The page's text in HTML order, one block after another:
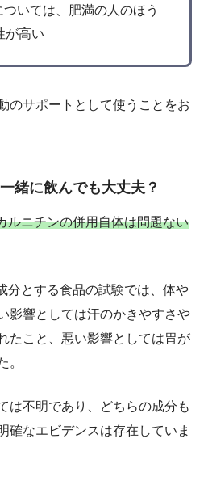
いては、肥満の人のほう
が高い
のサポートとして使うことをお
緒に飲んでも大丈夫？
ルニチンの併用自体は問題ない
分とする食品の試験では、体や
影響としては汗のかきやすさや
たこと、悪い影響としては胃が
。
は不明であり、どちらの成分も
確なエビデンスは存在していま